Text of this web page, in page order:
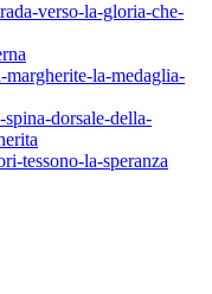
verso-la-gloria-che-
la-medaglia-
dorsale-della-
tessono-la-speranza